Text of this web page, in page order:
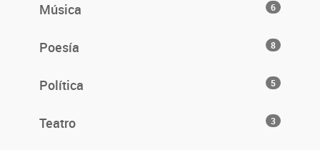
Música 6
Poesía 8
Política 5
Teatro 3